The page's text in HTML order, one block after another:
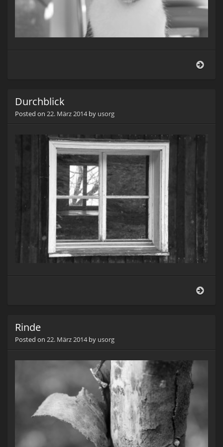
Durchblick
Posted on 22. März 2014by usorg
Rinde
Posted on 22. März 2014by usorg